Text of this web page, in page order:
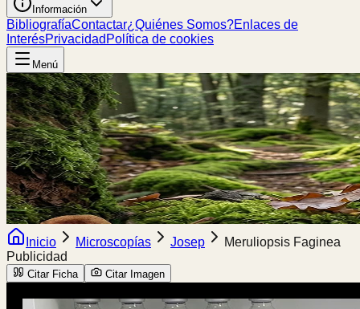
Información
BibliografíaContactar¿Quiénes Somos?Enlaces de
InterésPrivacidad Política de cookies
Menú
Inicio Microscopías Josep
Meruliopsis Faginea
Publicidad
Citar Ficha Citar Imagen